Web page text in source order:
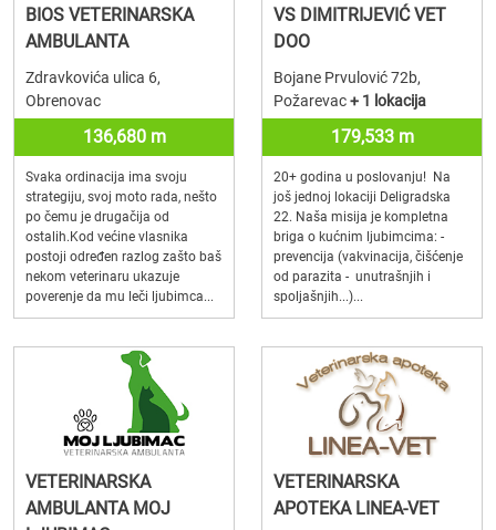
BIOS VETERINARSKA
AMBULANTA
Zdravkovića ulica 6,
Obrenovac
136,680 m
Svaka ordinacija ima svoju
strategiju, svoj moto rada, nešto
po čemu je drugačija od
ostalih.Kod većine vlasnika
postoji određen razlog zašto baš
nekom veterinaru ukazuje
poverenje da mu leči ljubimca...
VS DIMITRIJEVIĆ VET
DOO
Bojane Prvulović 72b,
Požarevac+ 1 lokacija
179,533 m
20+ godina u poslovanju! Na
još jednoj lokaciji Deligradska
22. Naša misija je kompletna
briga o kućnim ljubimcima: -
prevencija (vakvinacija, čišćenje
od parazita - unutrašnjih i
spoljašnjih...)...
VETERINARSKA
AMBULANTA MOJ
VETERINARSKA
APOTEKA LINEA-VET